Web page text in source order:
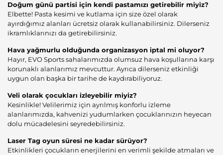
Doğum günü partisi için kendi pastamızı getirebilir miyiz?
Elbette! Pasta kesimi ve kutlama için size özel olarak
ayırdığımız alanları ücretsiz olarak kullanabilirsiniz. Dilerseniz
ikramlıklarınızı da getirebilirsiniz.
Hava yağmurlu olduğunda organizasyon iptal mi oluyor?
Hayır, EVO Sports sahalarımızda olumsuz hava koşullarına karşı
korunaklı alanlarımız mevcuttur. Ayrıca dilerseniz etkinliği
uygun olan başka bir tarihe de kaydırabiliyoruz.
Veli olarak çocukları izleyebilir miyiz?
Kesinlikle! Velilerimiz için ayrılmış konforlu izleme
alanlarımızda, kahvenizi yudumlarken çocuklarınızın heyecan
dolu mücadelesini seyredebilirsiniz.
Laser Tag oyun süresi ne kadar sürüyor?
Etkinlikleri çocukların enerjilerini en verimli şekilde atmaları ve